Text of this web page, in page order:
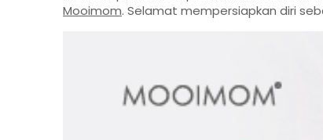
Mooimom. Selamat mempersiapkan diri